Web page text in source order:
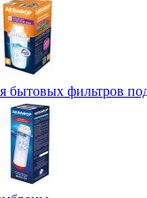
бытовых фильтров